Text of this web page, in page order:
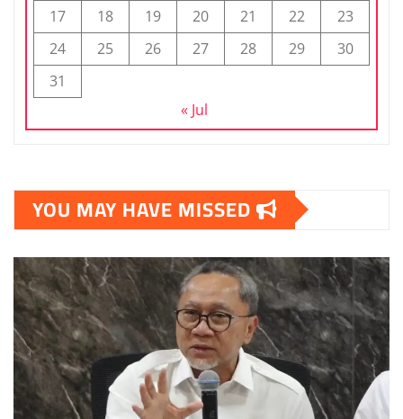
17
18 19 20 21 22
23
24
25 26 27 28 29
30
31
« Jul
YOU MAY HAVE MISSED